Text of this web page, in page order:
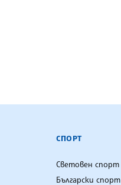
СПОРТ
Световен спорт
Български спорт